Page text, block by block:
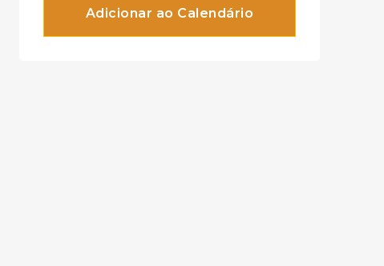
Adicionar ao Calendário